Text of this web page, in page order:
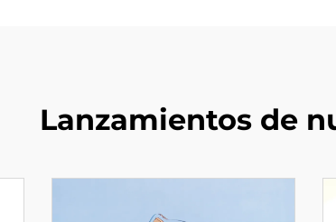
Lanzamientos de